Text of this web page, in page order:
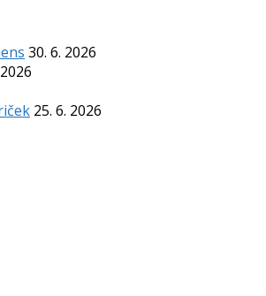
30. 6. 2026
25. 6. 2026